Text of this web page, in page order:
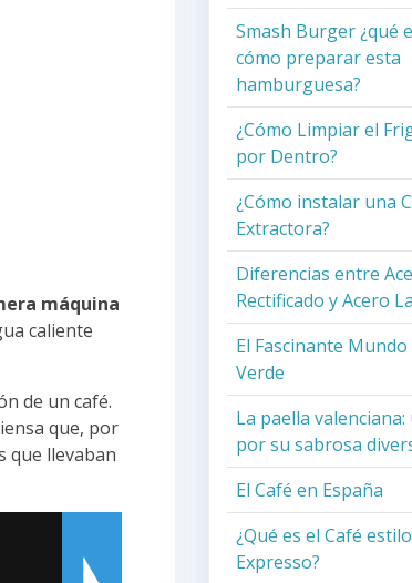
máquina
caliente
de un café.
que, por
que llevaban
Smash Burger ¿qué
cómo preparar esta
hamburguesa?
¿Cómo Limpiar el
por Dentro?
¿Cómo instalar una
Extractora?
Diferencias entre
Rectificado y Acero
El Fascinante Mundo
Verde
La paella valenciana:
por su sabrosa
El Café en España
¿Qué es el Café estilo
Expresso?